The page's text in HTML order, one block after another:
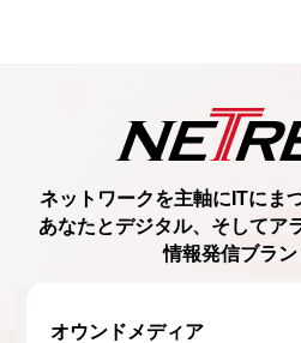
ネットワークを主軸に ITにま
あなたとデジタル、 そしてア
情報発信ブラン
オウンドメディア